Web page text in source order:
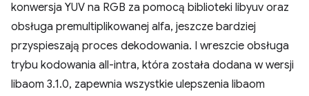
konwersja YUV na RGB za pomocą biblioteki libyuv oraz
obsługa premultiplikowanej alfa, jeszcze bardziej
przyspieszają proces dekodowania. I wreszcie obsługa
trybu kodowania all-intra, która została dodana w wersji
libaom 3.1.0, zapewnia wszystkie ulepszenia libaom